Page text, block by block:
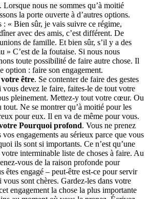
. Lorsque nous ne sommes qu’à moitié
la porte ouverte à d’autres options.
: « Bien sûr, je vais suivre ce régime,
avec des amis, c’est différent. De
de famille. Et bien sûr, s’il y a des
» C’est de la foutaise. Si nous nous
toute possibilité de faire autre chose. Il
option : faire son engagement.
être. Se contenter de faire des gestes
vous devez le faire, faites-le de tout votre
pleinement. Mettez-y tout votre cœur. Ou
tout. Ne se montrer qu’à moitié pour les
pour eux. Il en va de même pour vous.
Pourquoi profond. Vous ne prenez
vos engagements au sérieux parce que vous
ils sont si importants. Ce n’est qu’une
interminable liste de choses à faire. Au
vous de la raison profonde pour
êtes engagé – peut-être est-ce pour servir
vous sont chères. Gardez-les dans votre
engagement la chose la plus importante